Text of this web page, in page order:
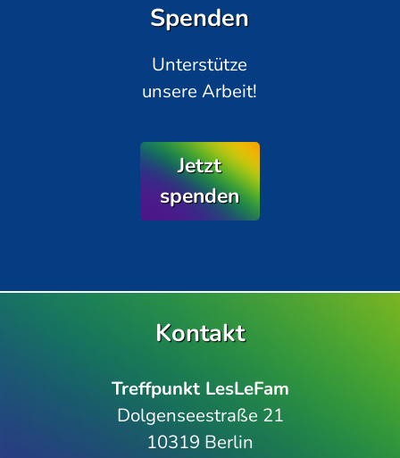
Spenden
Unterstütze
unsere Arbeit!
Jetzt
spenden
Kontakt
Treffpunkt LesLeFam
Dolgenseestraße 21
10319 Berlin